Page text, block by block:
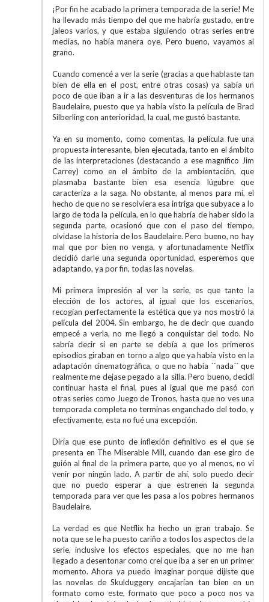
¡Por fin he acabado la primera temporada de la serie! Me
ha llevado más tiempo del que me habría gustado, entre
jaleos varios, y que estaba siguiendo otras series entre
medias, no había manera oye. Pero bueno, vayamos al
grano.
Cuando comencé a ver la serie (gracias a que hablaste tan
bien de ella en el post, entre otras cosas) ya sabía un
poco de que iban a ir a las desventuras de los hermanos
Baudelaire, puesto que ya había visto la película de Brad
Silberling con anterioridad, la cual, me gustó bastante.
Ya en su momento, como comentas, la película fue una
propuesta interesante, bien ejecutada, tanto en el ámbito
de las interpretaciones (destacando a ese magnífico Jim
Carrey) como en el ámbito de la ambientación, que
plasmaba bastante bien esa esencia lúgubre que
caracteriza a la saga. No obstante, al menos para mí, el
hecho de que no se resolviera esa intriga que subyace a lo
largo de toda la película, en lo que habría de haber sido la
segunda parte, ocasionó que con el paso del tiempo,
olvidase la historia de los Baudelaire. Pero bueno, no hay
mal que por bien no venga, y afortunadamente Netflix
decidió darle una segunda oportunidad, esperemos que
adaptando, ya por fin, todas las novelas.
Mi primera impresión al ver la serie, es que tanto la
elección de los actores, al igual que los escenarios,
recogían perfectamente la estética que ya nos mostró la
película del 2004. Sin embargo, he de decir que cuando
empecé a verla, no me llegó a conquistar del todo. No
sabría decir si en parte se debía a que los primeros
episodios giraban en torno a algo que ya había visto en la
adaptación cinematográfica, o que no había ``nada´´ que
realmente me dejase pegado a la silla. Pero bueno, decidí
continuar hasta el final, pues al igual que me pasó con
otras series como Juego de Tronos, hasta que no ves una
temporada completa no terminas enganchado del todo, y
efectivamente, esta no fué una excepción.
Diría que ese punto de inflexión definitivo es el que se
presenta en The Miserable Mill, cuando dan ese giro de
guión al final de la primera parte, que yo al menos, no vi
venir por ningún lado. A partir de ahí, solo puedo decir
que no puedo esperar a que estrenen la segunda
temporada para ver que les pasa a los pobres hermanos
Baudelaire.
La verdad es que Netflix ha hecho un gran trabajo. Se
nota que se le ha puesto cariño a todos los aspectos de la
serie, inclusive los efectos especiales, que no me han
llegado a desentonar como creí que iba a ser en un primer
momento. Ahora ya puedo imaginar porque dijiste que
las novelas de Skulduggery encajarían tan bien en un
formato como este, formato que poco a poco nos va